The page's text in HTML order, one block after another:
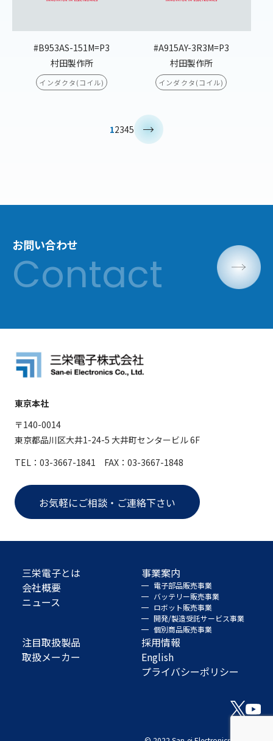
#B953AS-151M=P3
村田製作所
インダクタ(コイル)
#A915AY-3R3M=P3
村田製作所
インダクタ(コイル)
12345
お問い合わせ
東京本社
〒140-0014
東京都品川区大井1-24-5 大井町センタービル 6F
TEL：03-3667-1841 FAX：03-3667-1848
お気軽にご相談・ご連絡下さい
三栄電子とは
会社概要
ニュース
事業案内
電子部品販売事業
バッテリー販売事業
ロボット販売事業
開発/製造受託サービス事業
個別商品販売事業
注目取扱製品
取扱メーカー
採用情報
English
プライバシーポリシー